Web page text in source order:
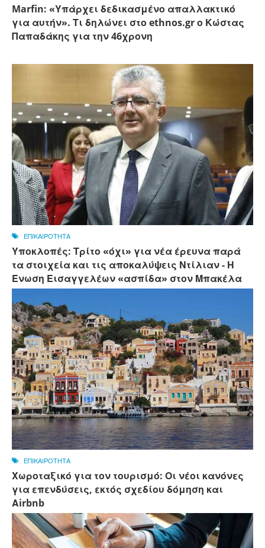
Marfin: «Υπάρχει δεδικασμένο απαλλακτικό
για αυτήν». Τι δηλώνει στο ethnos.gr ο Κώστας
Παπαδάκης για την 46χρονη
ΕΠΙΚΑΙΡΟΤΗΤΑ
Υποκλοπές: Τρίτο «όχι» για νέα έρευνα παρά
τα στοιχεία και τις αποκαλύψεις Ντίλιαν - Η
Ένωση Εισαγγελέων «ασπίδα» στον Μπακέλα
ΕΠΙΚΑΙΡΟΤΗΤΑ
Χωροταξικό για τον τουρισμό: Οι νέοι κανόνες
για επενδύσεις, εκτός σχεδίου δόμηση και
Αirbnb